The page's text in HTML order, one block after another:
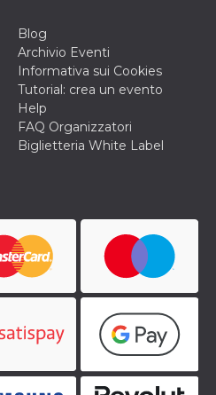
Blog
Archivio Eventi
Informativa sui Cookies
Tutorial: crea un evento
Help
FAQ Organizzatori
Biglietteria White Label